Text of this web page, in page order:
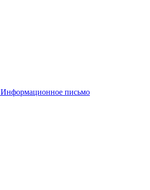
Информационное письмо